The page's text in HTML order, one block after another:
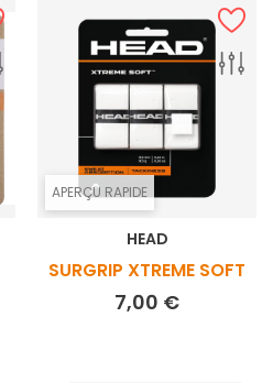
APERÇU RAPIDE
HEAD
SURGRIP XTREME SOFT
7,00 €Prix